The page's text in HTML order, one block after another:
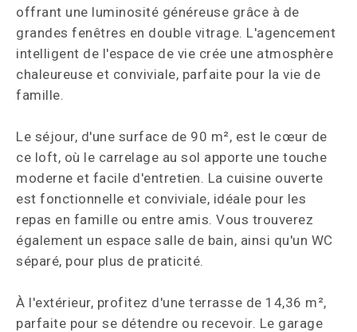
offrant une luminosité généreuse grâce à de
grandes fenêtres en double vitrage. L'agencement
intelligent de l'espace de vie crée une atmosphère
chaleureuse et conviviale, parfaite pour la vie de
famille.
Le séjour, d'une surface de 90 m², est le cœur de
ce loft, où le carrelage au sol apporte une touche
moderne et facile d'entretien. La cuisine ouverte
est fonctionnelle et conviviale, idéale pour les
repas en famille ou entre amis. Vous trouverez
également un espace salle de bain, ainsi qu'un WC
séparé, pour plus de praticité.
À l'extérieur, profitez d'une terrasse de 14,36 m²,
parfaite pour se détendre ou recevoir. Le garage